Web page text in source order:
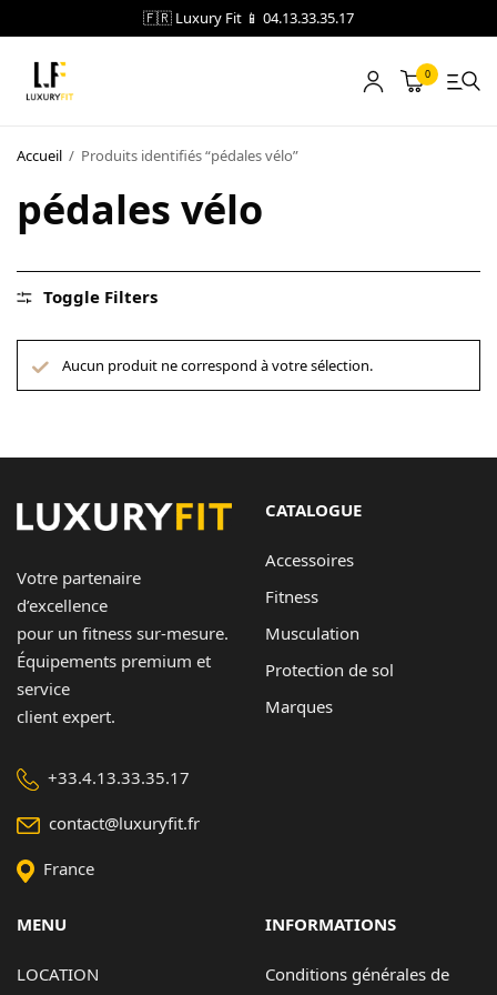
🇫🇷 Luxury Fit 📱 04.13.33.35.17
0
Accueil / Produits identifiés “pédales vélo”
pédales vélo
Toggle Filters
Aucun produit ne correspond à votre sélection.
Votre partenaire
d’excellence
pour un fitness sur-mesure.
Équipements premium et
service
client expert.
+33.4.13.33.35.17
contact@luxuryfit.fr
France
CATALOGUE
Accessoires
Fitness
Musculation
Protection de sol
Marques
MENU
LOCATION
INFORMATIONS
Conditions générales de
LOCATION
NOTRE CATALOGUE
A PROPOS
CONTACT
Boutique
Contact
Copyright © 2024 Luxury Fit. All rights reserved.